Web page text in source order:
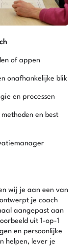
of appen
onafhankelijke blik
en processen
en best
wij je aan een van
je coach
aangepast aan
uit 1-op-1
en persoonlijke
helpen, lever je